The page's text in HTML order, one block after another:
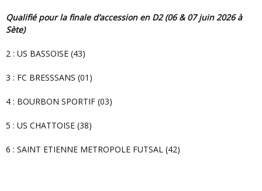
Qualifié pour la finale d’accession en D2 (06 & 07 juin 2026 à
Sète)
2 : US BASSOISE (43)
3 : FC BRESSSANS (01)
4 : BOURBON SPORTIF (03)
5 : US CHATTOISE (38)
6 : SAINT ETIENNE METROPOLE FUTSAL (42)